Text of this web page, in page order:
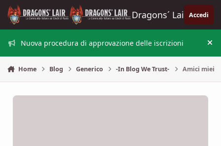
Vai al contenuto
Dragons´ Lair Accedi
Nuova procedura di approvazione delle iscrizioni
Home Blog Generico -In Blog We Trust- Amici miei